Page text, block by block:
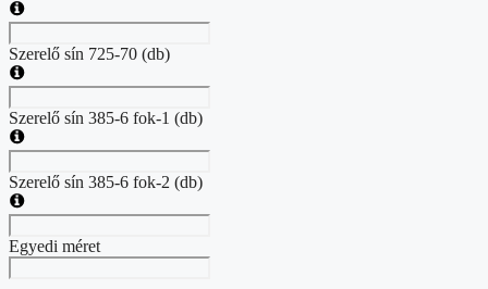
Szerelő sín 725-70 (db)
Szerelő sín 385-6 fok-1 (db)
Szerelő sín 385-6 fok-2 (db)
Egyedi méret